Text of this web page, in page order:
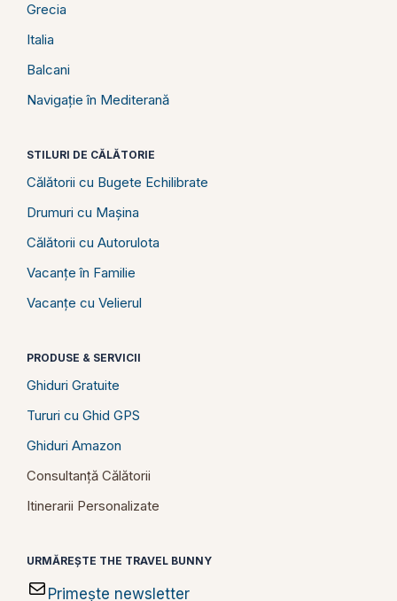
Grecia
Italia
Balcani
Navigație în Mediterană
STILURI DE CĂLĂTORIE
Călătorii cu Bugete Echilibrate
Drumuri cu Mașina
Călătorii cu Autorulota
Vacanțe în Familie
Vacanțe cu Velierul
PRODUSE & SERVICII
Ghiduri Gratuite
Tururi cu Ghid GPS
Ghiduri Amazon
Consultanță Călătorii
Itinerarii Personalizate
URMĂREȘTE THE TRAVEL BUNNY
Primește newsletter